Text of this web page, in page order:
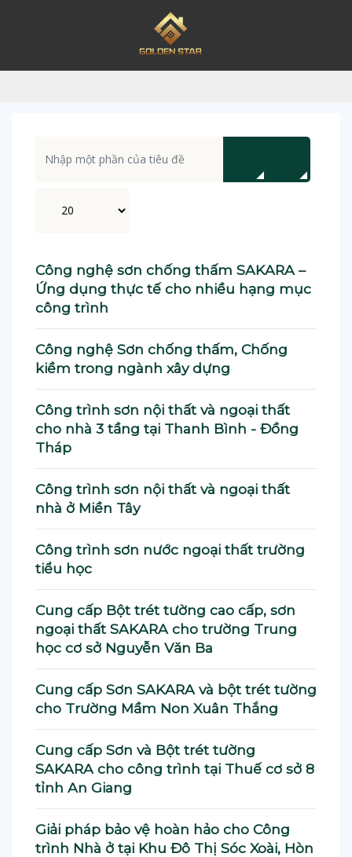
Công nghệ sơn chống thấm SAKARA –
Ứng dụng thực tế cho nhiều hạng mục
công trình
Công nghệ Sơn chống thấm, Chống
kiềm trong ngành xây dựng
Công trình sơn nội thất và ngoại thất
cho nhà 3 tầng tại Thanh Bình - Đồng
Tháp
Công trình sơn nội thất và ngoại thất
nhà ở Miền Tây
Công trình sơn nước ngoại thất trường
tiểu học
Cung cấp Bột trét tường cao cấp, sơn
ngoại thất SAKARA cho trường Trung
học cơ sở Nguyễn Văn Ba
Cung cấp Sơn SAKARA và bột trét tường
cho Trường Mầm Non Xuân Thắng
Cung cấp Sơn và Bột trét tường
SAKARA cho công trình tại Thuế cơ sở 8
tỉnh An Giang
Giải pháp bảo vệ hoàn hảo cho Công
trình Nhà ở tại Khu Đô Thị Sóc Xoài, Hòn